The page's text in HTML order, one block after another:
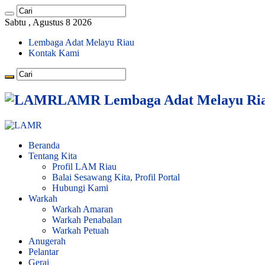
Sabtu , Agustus 8 2026
Lembaga Adat Melayu Riau
Kontak Kami
LAMR Lembaga Adat Melayu
Beranda
Tentang Kita
Profil LAM Riau
Balai Sesawang Kita, Profil Portal
Hubungi Kami
Warkah
Warkah Amaran
Warkah Penabalan
Warkah Petuah
Anugerah
Pelantar
Gerai